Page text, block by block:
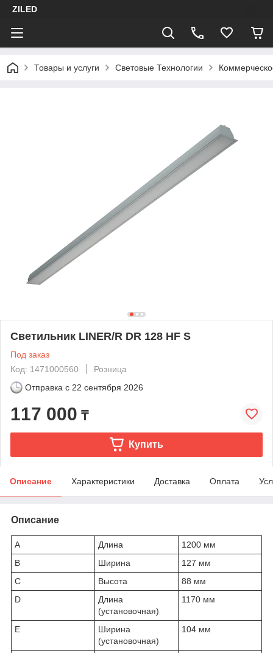
ZILED
Товары и услуги Световые Технологии
Светильник LINER/R DR 128 HF S
Под заказ
Код: 1471000560
Розница
Отправка с 22 сентября 2026
117 000 ₸
Купить
Описание Характеристики Доставка Оплата
Описание
A Длина
1200 мм
B
Ширина
127 мм
C
Высота
88 мм
D
Длина
(установочная)
1170 мм
E
Ширина
(установочная)
104 мм